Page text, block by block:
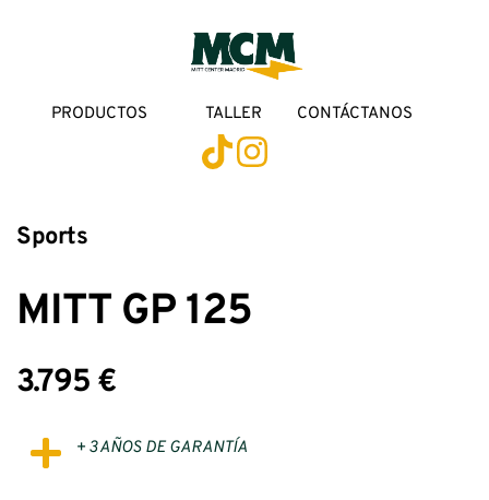
PRODUCTOS TALLER CONTÁCTANOS
Sports
MITT GP 125
3.795 €
+ 3 AÑOS DE GARANTÍA